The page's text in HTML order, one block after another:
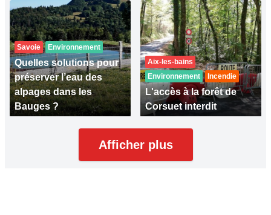
Savoie Environnement
Quelles solutions pour
préserver l’eau des
alpages dans les
Bauges ?
Aix-les-bains
Environnement
Incendie
L'accès à la forêt de
Corsuet interdit
Afficher plus